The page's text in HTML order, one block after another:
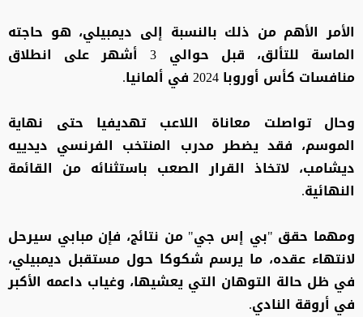
الأمر الأهم من ذلك بالنسبة إلى ديمبيلي، هو حاجته
الماسة للتألق، قبل حوالي 3 أشهر على انطلاق
منافسات كأس أوروبا 2024 في ألمانيا.
وحال تواصلت معاناة اللاعب تهديفيا حتى نهاية
الموسم، فقد يضطر مدرب المنتخب الفرنسي ديدييه
ديشامب، لاتخاذ القرار الصعب باستثنائه من القائمة
النهائية.
ومهما حقق "بي إس جي" من نتائج، فإن مبابي سيرحل
لانتهاء عقده، ما يرسم شكوكا حول مستقبل ديمبيلي،
في ظل حالة التوهان التي يعشيها، وغياب داعمه الأكبر
في أروقة النادي.